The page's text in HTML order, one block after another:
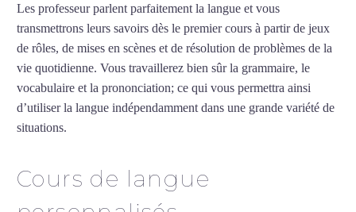
Les professeur parlent parfaitement la langue et vous
transmettrons leurs savoirs dès le premier cours à partir de jeux
de rôles, de mises en scènes et de résolution de problèmes de la
vie quotidienne. Vous travaillerez bien sûr la grammaire, le
vocabulaire et la prononciation; ce qui vous permettra ainsi
d’utiliser la langue indépendamment dans une grande variété de
situations.
Cours de langue